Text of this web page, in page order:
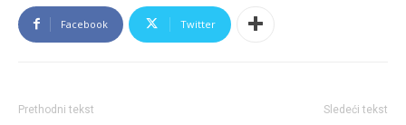
Facebook Twitter
Prethodni tekst Sledeći tekst